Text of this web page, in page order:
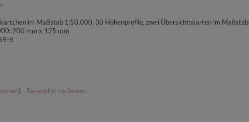
im Maßstab 1:50.000, 30 Höhenprofile, zwei Übersichtskarten im Maßstab
200 mm x 125 mm
8
) - Rezension verfassen